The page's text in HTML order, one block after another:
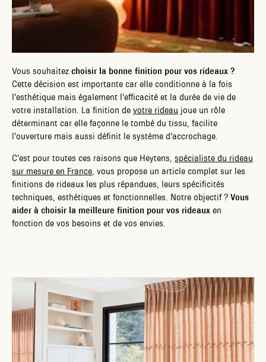
Vous souhaitez choisir la bonne finition pour vos rideaux ?
Cette décision est importante car elle conditionne à la fois
l’esthétique mais également l’efficacité et la durée de vie de
votre installation. La finition de votre rideau joue un rôle
déterminant car elle façonne le tombé du tissu, facilite
l’ouverture mais aussi définit le système d’accrochage.
C’est pour toutes ces raisons que Heytens, spécialiste du rideau
sur mesure en France, vous propose un article complet sur les
finitions de rideaux les plus répandues, leurs spécificités
techniques, esthétiques et fonctionnelles. Notre objectif ? Vous
aider à choisir la meilleure finition pour vos rideaux en
fonction de vos besoins et de vos envies.